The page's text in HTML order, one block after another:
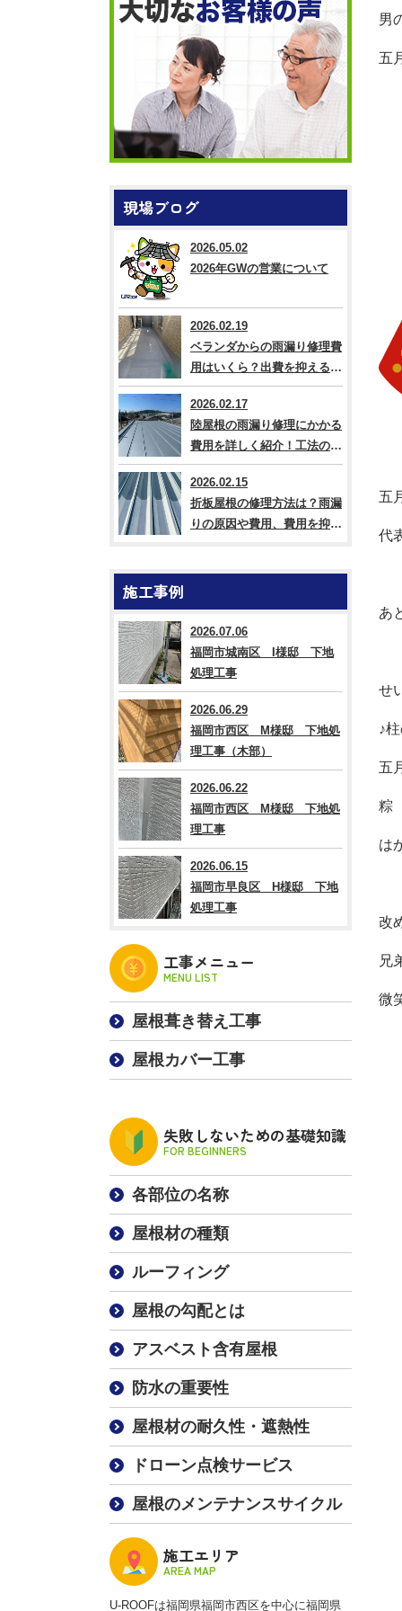
男
五
五
代
あ
せ
♪
五
粽
は
改
兄
微
現場ブログ
2026.05.02
2026年GWの営業について
2026.02.19
ベランダからの雨漏り修理費
用はいくら？出費を抑える方
法なども解説
2026.02.17
陸屋根の雨漏り修理にかかる
費用を詳しく紹介！工法の違
いも解説
2026.02.15
折板屋根の修理方法は？雨漏
りの原因や費用、費用を抑え
施工事例
2026.07.06
福岡市城南区 I様邸 下地
処理工事
2026.06.29
福岡市西区 M様邸 下地処
理工事（木部）
2026.06.22
福岡市西区 M様邸 下地処
理工事
2026.06.15
福岡市早良区 H様邸 下地
処理工事
工事メニュー
MENU LIST
屋根葺き替え工事
屋根カバー工事
失敗しないための基礎知識
FOR BEGINNERS
各部位の名称
屋根材の種類
ルーフィング
屋根の勾配とは
アスベスト含有屋根
防水の重要性
屋根材の耐久性・遮熱性
ドローン点検サービス
屋根のメンテナンスサイクル
施工エリア
AREA MAP
U-ROOFは福岡県福岡市西区を中心に福岡県